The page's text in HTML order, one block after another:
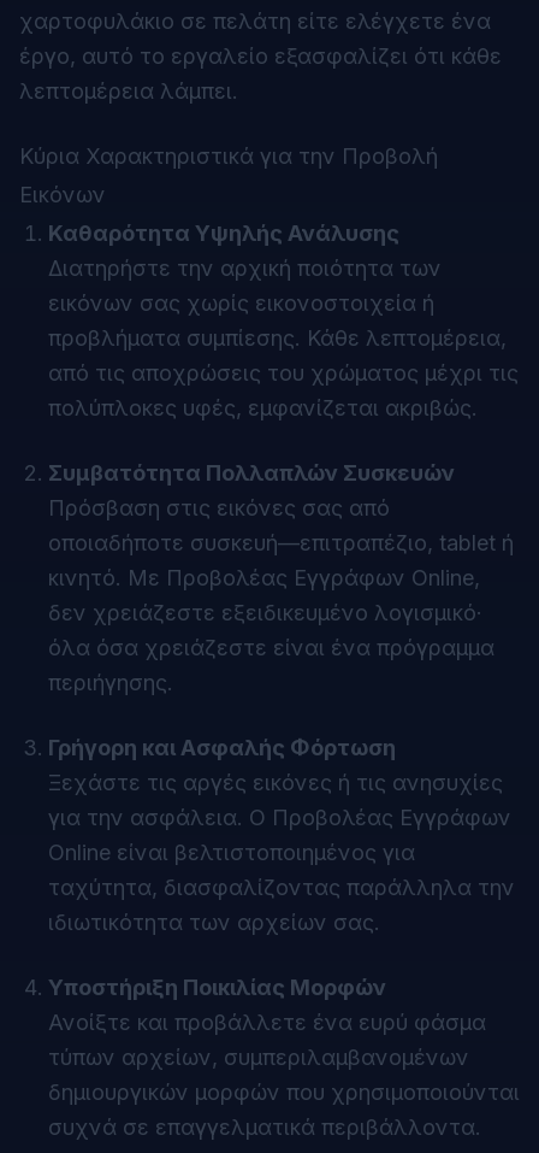
χαρτοφυλάκιο σε πελάτη είτε ελέγχετε ένα
έργο, αυτό το εργαλείο εξασφαλίζει ότι κάθε
λεπτομέρεια λάμπει.
Κύρια Χαρακτηριστικά για την Προβολή
Εικόνων
Καθαρότητα Υψηλής Ανάλυσης
Διατηρήστε την αρχική ποιότητα των
εικόνων σας χωρίς εικονοστοιχεία ή
προβλήματα συμπίεσης. Κάθε λεπτομέρεια,
από τις αποχρώσεις του χρώματος μέχρι τις
πολύπλοκες υφές, εμφανίζεται ακριβώς.
Συμβατότητα Πολλαπλών Συσκευών
Πρόσβαση στις εικόνες σας από
οποιαδήποτε συσκευή—επιτραπέζιο, tablet ή
κινητό. Με Προβολέας Εγγράφων Online,
δεν χρειάζεστε εξειδικευμένο λογισμικό·
όλα όσα χρειάζεστε είναι ένα πρόγραμμα
περιήγησης.
Γρήγορη και Ασφαλής Φόρτωση
Ξεχάστε τις αργές εικόνες ή τις ανησυχίες
για την ασφάλεια. Ο Προβολέας Εγγράφων
Online είναι βελτιστοποιημένος για
ταχύτητα, διασφαλίζοντας παράλληλα την
ιδιωτικότητα των αρχείων σας.
Υποστήριξη Ποικιλίας Μορφών
Ανοίξτε και προβάλλετε ένα ευρύ φάσμα
τύπων αρχείων, συμπεριλαμβανομένων
δημιουργικών μορφών που χρησιμοποιούνται
συχνά σε επαγγελματικά περιβάλλοντα.